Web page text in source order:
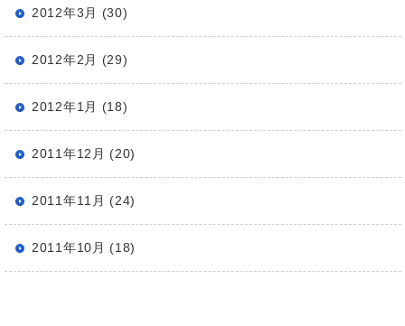
2012年3月 (30)
2012年2月 (29)
2012年1月 (18)
2011年12月 (20)
2011年11月 (24)
2011年10月 (18)